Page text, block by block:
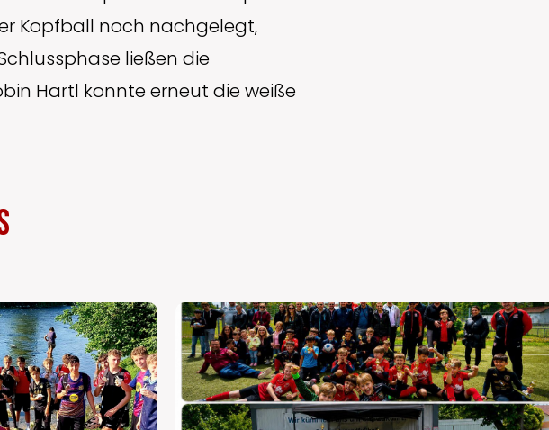
Kopfball noch nachgelegt,
ließen die
Hartl konnte erneut die weiße